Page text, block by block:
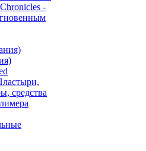
-
средства